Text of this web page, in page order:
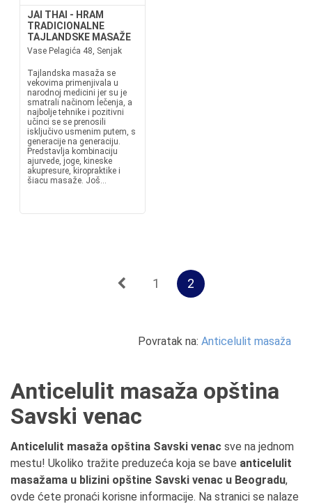
JAI THAI - HRAM
TRADICIONALNE
TAJLANDSKE MASAŽE
Vase Pelagića 48, Senjak
Tajlandska masaža se
vekovima primenjivala u
narodnoj medicini jer su je
smatrali načinom lečenja, a
najbolje tehnike i pozitivni
učinci se se prenosili
isključivo usmenim putem, s
generacije na generaciju.
Predstavlja kombinaciju
ajurvede, joge, kineske
akupresure, kiropraktike i
šiacu masaže. Još...
1 2
Povratak na: Anticelulit masaža
Anticelulit masaža opština
Savski venac
Anticelulit masaža opština Savski venac sve na jednom
mestu! Ukoliko tražite preduzeća koja se bave anticelulit
masažama u blizini opštine Savski venac u Beogradu,
ovde ćete pronaći korisne informacije. Na stranici se nalaze